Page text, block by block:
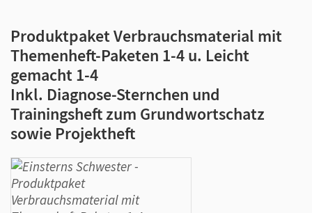
Produktpaket Verbrauchsmaterial mit
Themenheft-Paketen 1-4 u. Leicht
gemacht 1-4
Inkl. Diagnose-Sternchen und
Trainingsheft zum Grundwortschatz
sowie Projektheft